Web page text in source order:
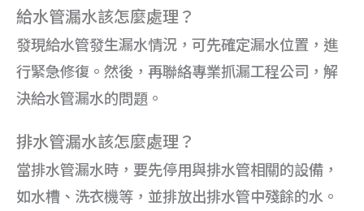
給水管漏水該怎麼處理？
發現給水管發生漏水情況，可先確定漏水位置，進
行緊急修復。然後，再聯絡專業抓漏工程公司，解
決給水管漏水的問題。
排水管漏水該怎麼處理？
當排水管漏水時，要先停用與排水管相關的設備，
如水槽、洗衣機等，並排放出排水管中殘餘的水。